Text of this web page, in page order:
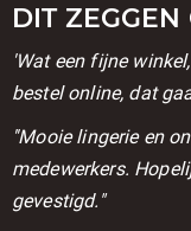
DIT
'Wat een fijne
bestel online, dat
''Mooie lingerie en
medewerkers.
gevestigd."